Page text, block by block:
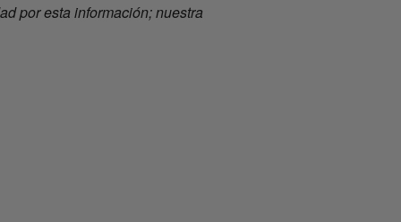
por esta información; nuestra